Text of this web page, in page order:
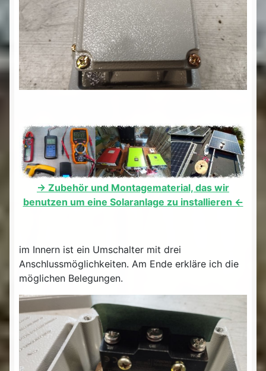
-> Zubehör und Montagematerial, das wir
benutzen um eine Solaranlage zu installieren <-
im Innern ist ein Umschalter mit drei
Anschlussmöglichkeiten. Am Ende erkläre ich die
möglichen Belegungen.